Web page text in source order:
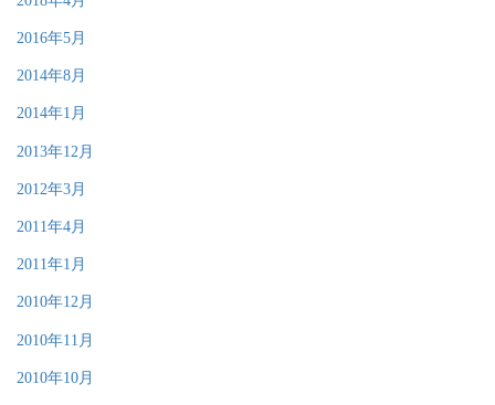
2016年5月
2014年8月
2014年1月
2013年12月
2012年3月
2011年4月
2011年1月
2010年12月
2010年11月
2010年10月